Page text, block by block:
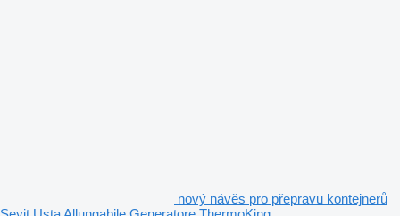
nový návěs pro přepravu kontejnerů